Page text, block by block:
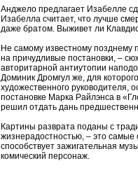
Анджело предлагает Изабелле
Изабелла считает, что лучше
даже братом. Выживет ли
Не самому известному
на причудливые постановки, –
авторитарной антиутопии
Доминик Дромгул же, для
художественного руководителя,
постановке Марка Райлэнса в
решил отдать дань
Картины разврата поданы с
жизнерадостностью, – это
способствует зажигательная
комический персонаж.